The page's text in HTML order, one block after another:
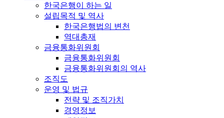
한국은행이 하는 일
설립목적 및 역사
한국은행법의 변천
역대총재
금융통화위원회
금융통화위원회
금융통화위원회의 역사
조직도
운영 및 법규
전략 및 조직가치
경영정보